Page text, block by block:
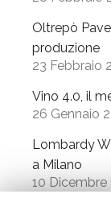
Oltrepò
produzione
23 Febbraio
Vino 4.0, il
26 Gennaio
Lombardy
a Milano
10 Dicembre